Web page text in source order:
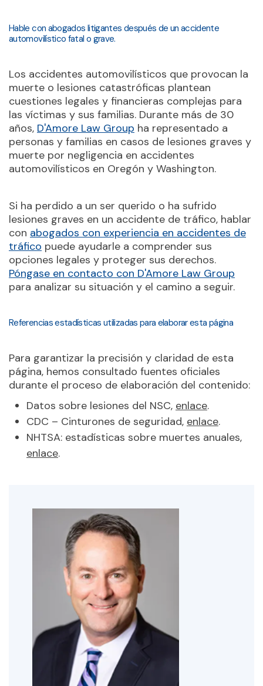
Hable con abogados litigantes después de un accidente
automovilístico fatal o grave.
Los accidentes automovilísticos que provocan la
muerte o lesiones catastróficas plantean
cuestiones legales y financieras complejas para
las víctimas y sus familias. Durante más de 30
años, D'Amore Law Group ha representado a
personas y familias en casos de lesiones graves y
muerte por negligencia en accidentes
automovilísticos en Oregón y Washington.
Si ha perdido a un ser querido o ha sufrido
lesiones graves en un accidente de tráfico, hablar
con abogados con experiencia en accidentes de
tráfico puede ayudarle a comprender sus
opciones legales y proteger sus derechos.
Póngase en contacto con D'Amore Law Group
para analizar su situación y el camino a seguir.
Referencias estadísticas utilizadas para elaborar esta página
Para garantizar la precisión y claridad de esta
página, hemos consultado fuentes oficiales
durante el proceso de elaboración del contenido:
Datos sobre lesiones del NSC, enlace.
CDC – Cinturones de seguridad, enlace.
NHTSA: estadísticas sobre muertes anuales,
enlace.